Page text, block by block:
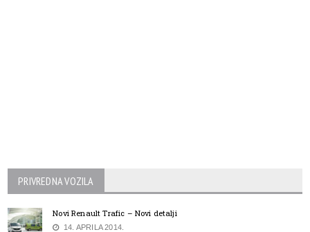
PRIVREDNA VOZILA
Novi Renault Trafic – Novi detalji
14. APRILA 2014.